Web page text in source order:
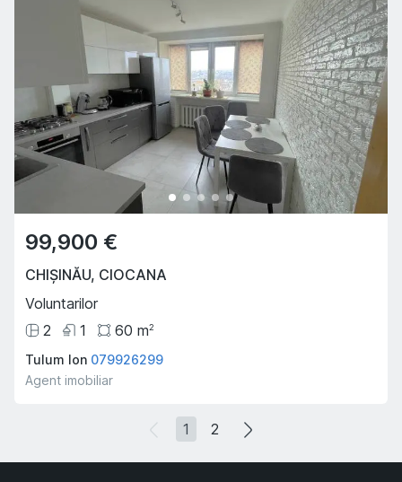
99,900 €
CHIȘINĂU, CIOCANA
Voluntarilor
2
1 60 m2
Tulum Ion 079926299
Agent imobiliar
1 2